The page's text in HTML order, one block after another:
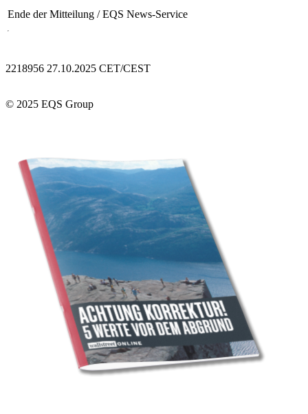
Ende der Mitteilung / EQS News-Service
2218956 27.10.2025 CET/CEST
© 2025 EQS Group